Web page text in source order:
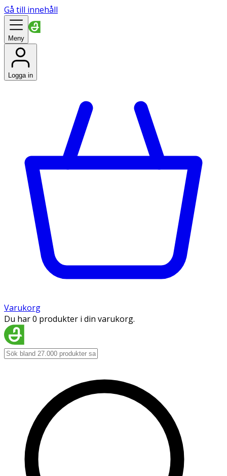
Gå till innehåll
Meny
Logga in
Varukorg
Du har 0 produkter i din varukorg.